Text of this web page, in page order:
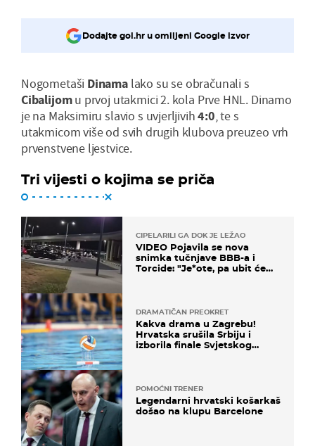
Dodajte gol.hr u omiljeni Google izvor
Nogometaši Dinamalako su se obračunali s
Cibalijomu prvoj utakmici 2. kola Prve HNL. Dinamo
je na Maksimiru slavio s uvjerljivih4:0, te s
utakmicom više od svih drugih klubova preuzeo vrh
prvenstvene ljestvice.
Tri vijesti o kojima se priča
CIPELARILI GA DOK JE LEŽAO
VIDEO Pojavila se nova
snimka tučnjave BBB-a i
Torcide: "Je*ote, pa ubit će
DRAMATIČAN PREOKRET
Kakva drama u Zagrebu!
Hrvatska srušila Srbiju i
izborila finale Svjetskog
POMOĆNI TRENER
Legendarni hrvatski košarkaš
došao na klupu Barcelone